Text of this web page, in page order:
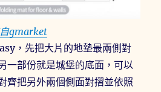
gmarket
，先把大片的地墊最兩側對
一部份就是城堡的底面，可以
齊把另外兩個側面對摺並依照